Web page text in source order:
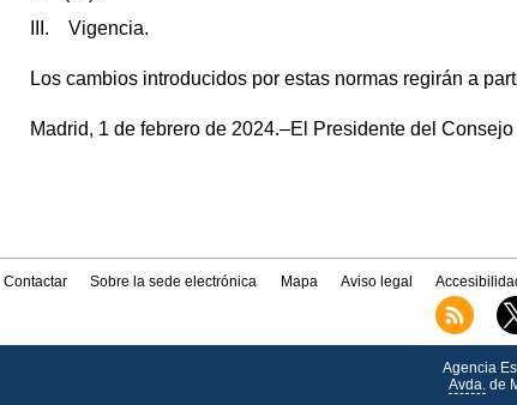
III. Vigencia.
Los cambios introducidos por estas normas regirán a
Madrid, 1 de febrero de 2024.–El Presidente del
Contactar Sobre la sede electrónica Mapa Aviso legal
Agencia
Avda.de